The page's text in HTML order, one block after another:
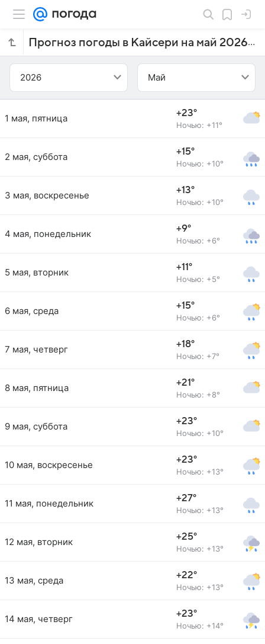
Прогноз погоды в Кайсери на май 2026 года
2026 Май
1 мая, пятница +23°
Ночью: +11°
2 мая, суббота +15°
Ночью: +10°
3 мая, воскресенье +13°
Ночью: +10°
4 мая, понедельник +9°
Ночью: +6°
5 мая, вторник +11°
Ночью: +5°
6 мая, среда +15°
Ночью: +6°
7 мая, четверг +18°
Ночью: +7°
8 мая, пятница +21°
Ночью: +8°
9 мая, суббота +23°
Ночью: +10°
10 мая, воскресенье +23°
Ночью: +13°
11 мая, понедельник +27°
Ночью: +13°
12 мая, вторник +25°
Ночью: +13°
13 мая, среда +22°
Ночью: +13°
14 мая, четверг +23°
Ночью: +14°